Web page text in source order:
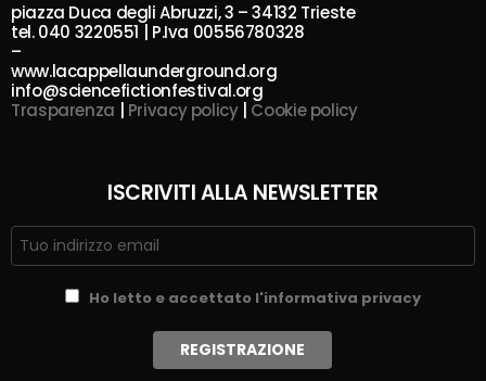
piazza Duca degli Abruzzi, 3 – 34132 Trieste
tel. 040 3220551 | P.Iva 00556780328
–
www.lacappellaunderground.org
info@sciencefictionfestival.org
Trasparenza
Privacy policy| Cookie policy
ISCRIVITI ALLA NEWSLETTER
Ho letto e accettato l'informativa privacy